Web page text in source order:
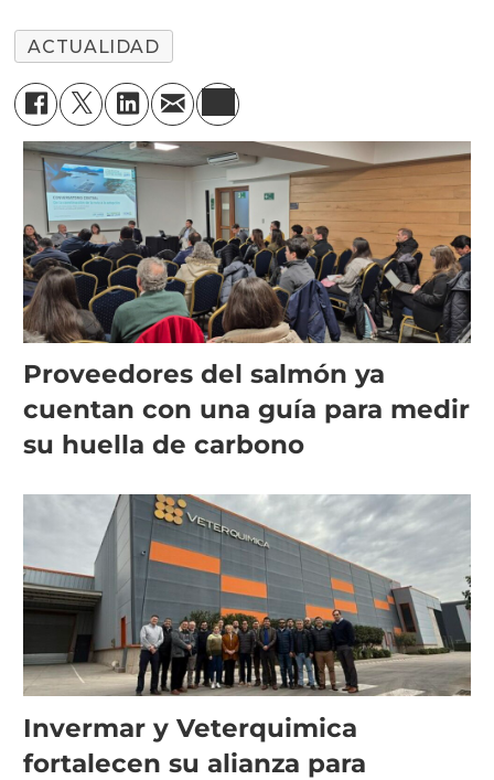
ACTUALIDAD
Proveedores del salmón ya
cuentan con una guía para medir
su huella de carbono
Invermar y Veterquimica
fortalecen su alianza para